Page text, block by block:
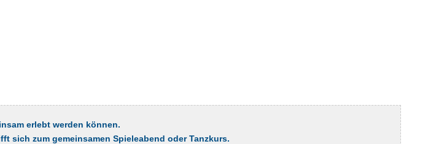
erlebt werden können.
sich zum gemeinsamen Spieleabend oder Tanzkurs.